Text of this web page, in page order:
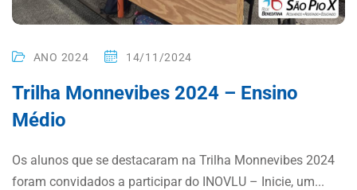
ANO 2024 14/11/2024
Trilha Monnevibes 2024 – Ensino
Médio
Os alunos que se destacaram na Trilha Monnevibes 2024
foram convidados a participar do INOVLU – Inicie, um...